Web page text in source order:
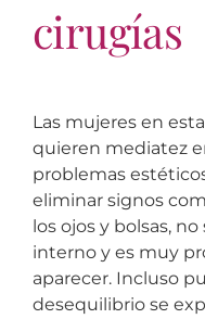
cirugías
Las mujeres en
quieren mediatez
problemas
eliminar signos
los ojos y bolsas,
interno y es muy
aparecer. Incluso
desequilibrio se